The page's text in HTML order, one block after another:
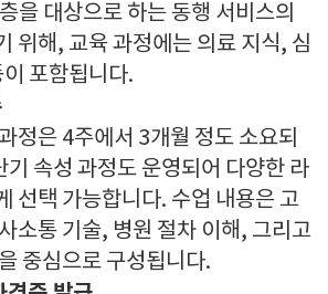
을 대상으로 하는 동행 서비스의
위해, 교육 과정에는 의료 지식, 심
포함됩니다.
정은 4주에서 3개월 정도 소요되
기 속성 과정도 운영되어 다양한 라
선택 가능합니다. 수업 내용은 고
소통 기술, 병원 절차 이해, 그리고
중심으로 구성됩니다.